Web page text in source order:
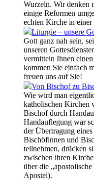
Wurzeln. Wir denken
einige Reformen
echten Kirche in einer
Liturgie – unsere
Gott ganz nah sein,
unseren
vermitteln Ihnen
kommen Sie einfach
freuen uns auf Sie!
Von Bischof zu
Wie wird man
katholischen Kirchen
Bischof durch
Handauflegung war
der Übertragung
Bischöfinnen und
teilnehmen, drücken
zwischen ihren
über die
Apostel).